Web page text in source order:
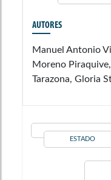
AUTORES
Manuel Antonio
Moreno
Tarazona, Gloria
ESTADO